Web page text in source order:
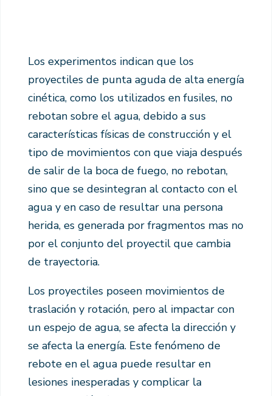
Los experimentos indican que los
proyectiles de punta aguda de alta energía
cinética, como los utilizados en fusiles, no
rebotan sobre el agua, debido a sus
características físicas de construcción y el
tipo de movimientos con que viaja después
de salir de la boca de fuego, no rebotan,
sino que se desintegran al contacto con el
agua y en caso de resultar una persona
herida, es generada por fragmentos mas no
por el conjunto del proyectil que cambia
de trayectoria.
Los proyectiles poseen movimientos de
traslación y rotación, pero al impactar con
un espejo de agua, se afecta la dirección y
se afecta la energía. Este fenómeno de
rebote en el agua puede resultar en
lesiones inesperadas y complicar la